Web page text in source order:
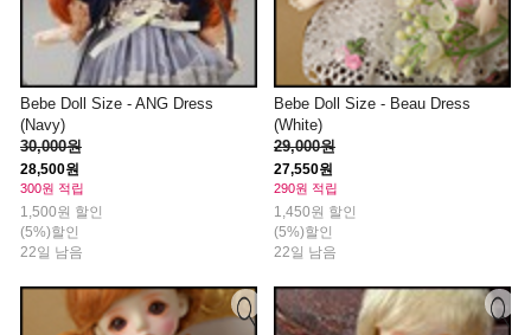
Bebe Doll Size - ANG Dress
(Navy)
30,000원
28,500원
300원 적립
1,500원 할인
(5%)할인
22일 남음
Bebe Doll Size - Beau Dress
(White)
29,000원
27,550원
290원 적립
1,450원 할인
(5%)할인
22일 남음